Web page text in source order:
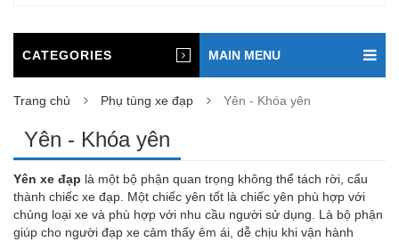
CATEGORIES MAIN MENU
Trang chủ Phụ tùng xe đạp Yên - Khóa yên
Yên - Khóa yên
Yên xe đạp là một bộ phận quan trọng không thể tách rời, cấu
thành chiếc xe đạp. Một chiếc yên tốt là chiếc yên phù hợp với
chủng loại xe và phù hợp với nhu cầu người sử dụng. Là bộ phận
giúp cho người đạp xe cảm thấy êm ái, dễ chịu khi vận hành